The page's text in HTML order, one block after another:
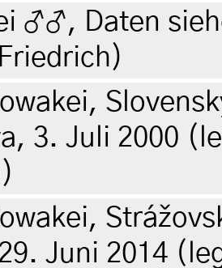
♂♂, Daten
3. Juli 2000
Juni 2014